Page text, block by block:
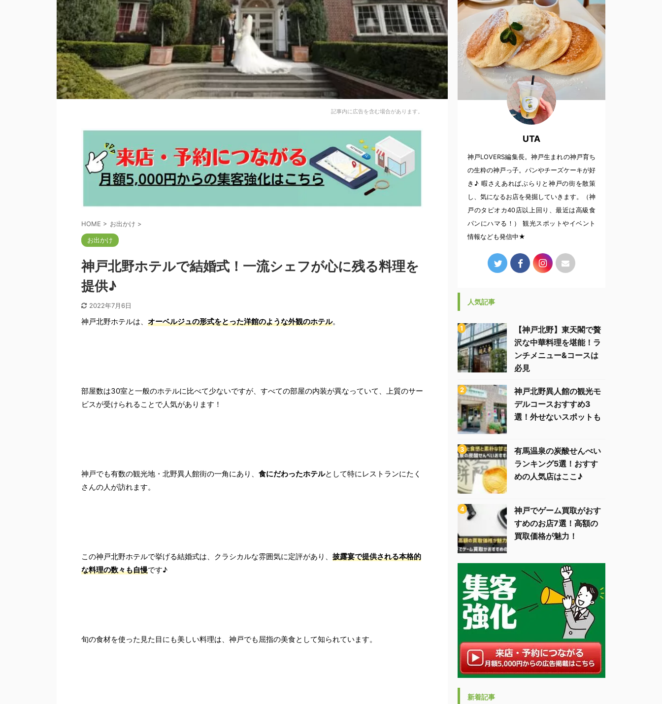
記事内に広告を含む場合があります。
HOME > お出かけ >
お出かけ
神戸北野ホテルで結婚式！一流シェフが心に残る料理を
提供♪
2022年7月6日
神戸北野ホテルは、 オーベルジュの形式をとった洋館のような外観のホテル。
部屋数は30室と一般のホテルに比べて少ないですが、すべての部屋の内装が異なっていて、上質のサー
ビスが受けられることで人気があります！
神戸でも有数の観光地・北野異人館街の一角にあり、 食にだわったホテルとして特にレストランにたく
さんの人が訪れます。
この神戸北野ホテルで挙げる結婚式は、クラシカルな雰囲気に定評があり、 披露宴で提供される本格的
な料理の数々も自慢です♪
旬の食材を使った見た目にも美しい料理は、神戸でも屈指の美食として知られています。
UTA
神戸LOVERS編集長。神戸生まれの神戸育ち
の生粋の神戸っ子。パンやチーズケーキが好
き♪ 暇さえあればぶらりと神戸の街を散策
し、気になるお店を発掘していきます。（神
戸のタピオカ40店以上回り、最近は高級食
パンにハマる！） 観光スポットやイベント
情報なども発信中★
人気記事
【神戸北野】東天閣で贅
沢な中華料理を堪能！ラ
ンチメニュー&コースは
必見
神戸北野異人館の観光モ
デルコースおすすめ3
選！外せないスポットも
有馬温泉の炭酸せんべい
ランキング5選！おすす
めの人気店はここ♪
神戸でゲーム買取がおす
すめのお店7選！高額の
買取価格が魅力！
新着記事